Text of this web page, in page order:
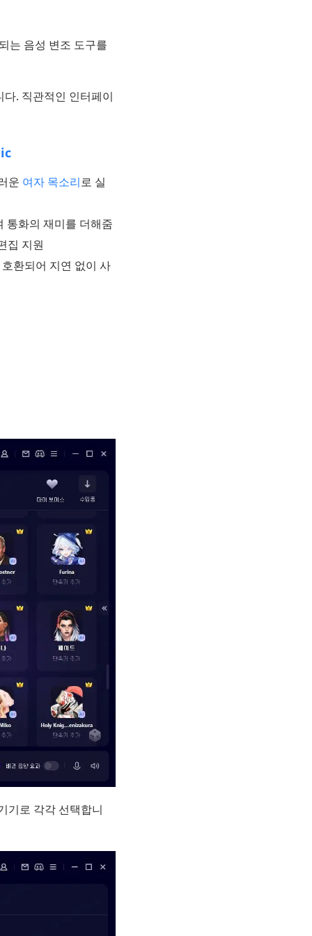
는 음성 변조 도구를
. 직관적인 인터페이
운 여자 목소리로 실
통화의 재미를 더해줌
집 지원
환되어 지연 없이 사
기로 각각 선택합니